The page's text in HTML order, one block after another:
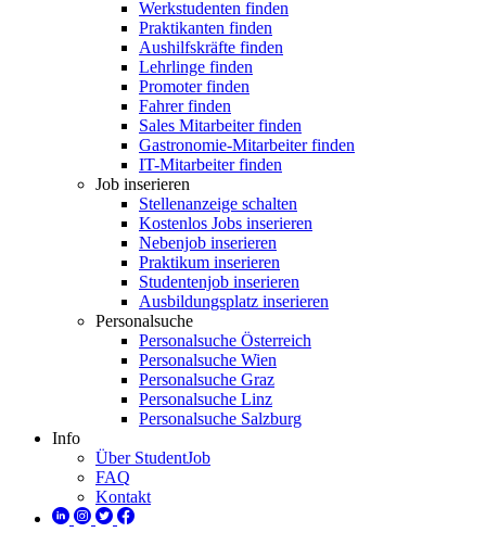
Werkstudenten finden
Praktikanten finden
Aushilfskräfte finden
Lehrlinge finden
Promoter finden
Fahrer finden
Sales Mitarbeiter finden
Gastronomie-Mitarbeiter finden
IT-Mitarbeiter finden
Job inserieren
Stellenanzeige schalten
Kostenlos Jobs inserieren
Nebenjob inserieren
Praktikum inserieren
Studentenjob inserieren
Ausbildungsplatz inserieren
Personalsuche
Personalsuche Österreich
Personalsuche Wien
Personalsuche Graz
Personalsuche Linz
Personalsuche Salzburg
Info
Über StudentJob
FAQ
Kontakt